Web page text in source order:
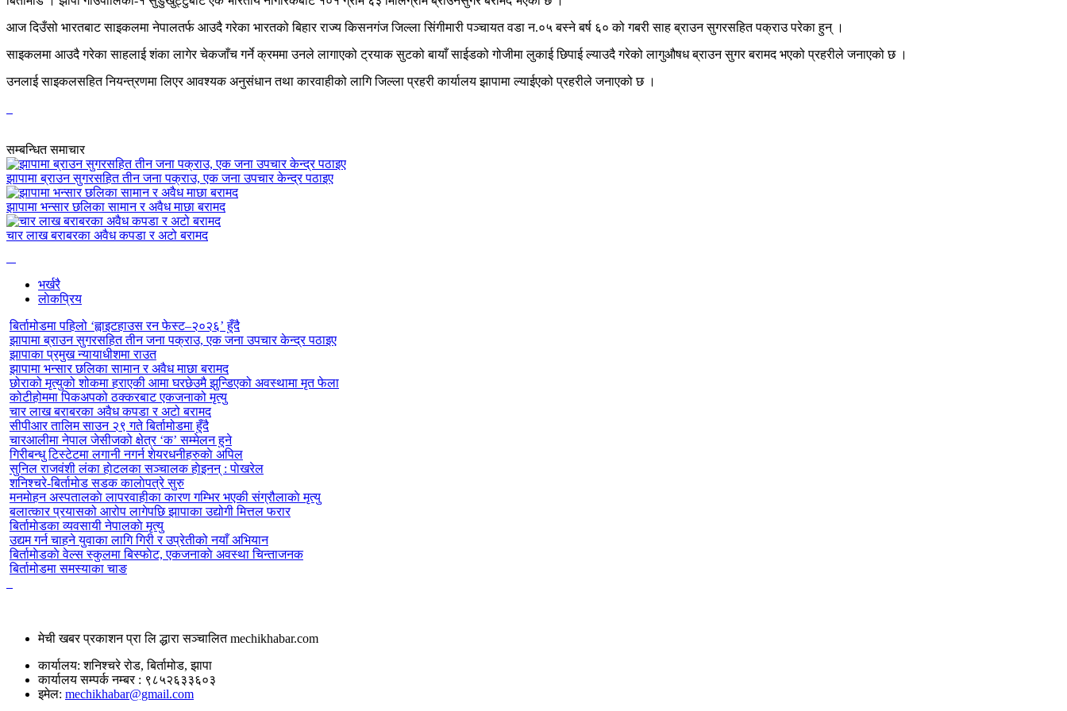
आज दिउँसो भारतबाट साइकलमा नेपालतर्फ आउदै गरेका भारतको बिहार राज्य किसनगंज जिल्ला सिंगीमारी पञ्चायत वडा न.०५ बस्ने बर्ष ६० को गबरी साह ब्राउन सुगरसहित पक्राउ परेका हुन् ।
साइकलमा आउदै गरेका साहलाई शंका लागेर चेकजाँच गर्ने क्रममा उनले लागाएको ट्रयाक सुटको बायाँ साईडको गोजीमा लुकाई छिपाई ल्याउदै गरेको लागुऔषध ब्राउन सुगर बरामद भएको प्रहरीले जनाएको छ ।
उनलाई साइकलसहित नियन्त्रणमा लिएर आवश्यक अनुसंधान तथा कारवाहीको लागि जिल्ला प्रहरी कार्यालय झापामा ल्याईएको प्रहरीले जनाएको छ ।
सम्बन्धित समाचार
झापामा ब्राउन सुगरसहित तीन जना पक्राउ, एक जना उपचार केन्द्र पठाइए
झापामा भन्सार छलिका सामान र अवैध माछा बरामद
चार लाख बराबरका अवैध कपडा र अटो बरामद
भर्खरै
लाेकप्रिय
बिर्तामोडमा पहिलो ‘ह्वाइटहाउस रन फेस्ट–२०२६’ हुँदै
झापामा ब्राउन सुगरसहित तीन जना पक्राउ, एक जना उपचार केन्द्र पठाइए
झापाका प्रमुख न्यायाधीशमा राउत
झापामा भन्सार छलिका सामान र अवैध माछा बरामद
छोराको मृत्युको शोकमा हराएकी आमा घरछेउमै झुन्डिएको अवस्थामा मृत फेला
कोटीहोममा पिकअपको ठक्करबाट एकजनाको मृत्यु
चार लाख बराबरका अवैध कपडा र अटो बरामद
सीपीआर तालिम साउन २९ गते बिर्तामोडमा हुँदै
चारआलीमा नेपाल जेसीजको क्षेत्र ‘क’ सम्मेलन हुने
गिरीबन्धु टिस्टेटमा लगानी नगर्न शेयरधनीहरुकाे अपिल
सुनिल राजवंशी लंका हाेटलका सञ्चालक हाेइनन् : पाेखरेल
शनिश्चरे-बिर्तामाेड सडक कालाेपत्रे सुरु
मनमाेहन अस्पतालकाे लापरवाहीका कारण गम्भिर भएकी संग्रौलाकाे मृत्यु
बलात्कार प्रयासको आरोप लागेपछि झापाका उद्योगी मित्तल फरार
बिर्तामाेडका व्यवसायी नेपालकाे मृत्यु
उद्यम गर्न चाहने युवाका लागि गिरी र उप्रेतीको नयाँ अभियान
बिर्तामाेडकाे वेल्स स्कुलमा बिस्फाेट, एकजनाकाे अवस्था चिन्ताजनक
बिर्तामोडमा समस्याका चाङ
मेची खबर प्रकाशन प्रा लि द्धारा सञ्चालितmechikhabar.com
कार्यालय: शनिश्चरे रोड, बिर्तामोड, झापा
कार्यालय सम्पर्क नम्बर : ९८५२६३३६०३
इमेल: mechikhabar@gmail.com